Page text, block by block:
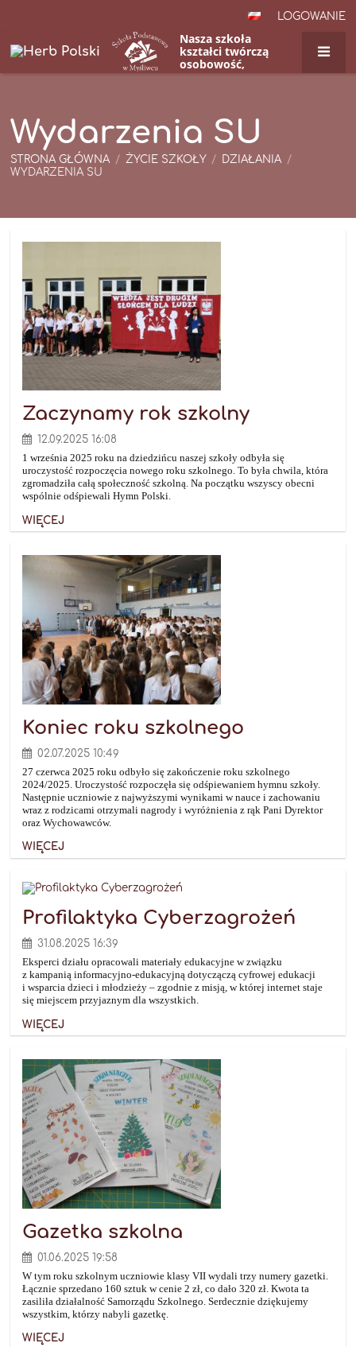
LOGOWANIE
Nasza szkoła
kształci twórczą
osobowość,
przygotowuje do
Wydarzenia SU
STRONA GŁÓWNA / ŻYCIE SZKOŁY / DZIAŁANIA /
WYDARZENIA SU
Wydarzenia
Zaczynamy rok szkolny
12.09.2025 16:08
1 września 2025 roku na dziedzińcu naszej szkoły odbyła się
uroczystość rozpoczęcia nowego roku szkolnego. To była chwila, która
zgromadziła całą społeczność szkolną. Na początku wszyscy obecni
wspólnie odśpiewali Hymn Polski.
WIĘCEJ
Koniec roku szkolnego
02.07.2025 10:49
27 czerwca 2025 roku odbyło się zakończenie roku szkolnego
2024/2025. Uroczystość rozpoczęła się odśpiewaniem hymnu szkoły.
Następnie uczniowie z najwyższymi wynikami w nauce i zachowaniu
wraz z rodzicami otrzymali nagrody i wyróżnienia z rąk Pani Dyrektor
oraz Wychowawców.
WIĘCEJ
Profilaktyka Cyberzagrożeń
31.08.2025 16:39
Eksperci działu opracowali materiały edukacyjne w związku
z kampanią informacyjno-edukacyjną dotyczączą cyfrowej edukacji
i wsparcia dzieci i młodzieży – zgodnie z misją, w której internet staje
się miejscem przyjaznym dla wszystkich.
WIĘCEJ
Gazetka szkolna
01.06.2025 19:58
W tym roku szkolnym uczniowie klasy VII wydali trzy numery gazetki.
Łącznie sprzedano 160 sztuk w cenie 2 zł, co dało 320 zł. Kwota ta
zasiliła działalność Samorządu Szkolnego. Serdecznie dziękujemy
wszystkim, którzy nabyli gazetkę.
WIĘCEJ